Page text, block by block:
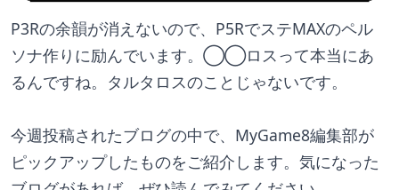
P3Rの余韻が消えないので、P5RでステMAXのペル
ソナ作りに励んでいます。◯◯ロスって本当にあ
るんですね。タルタロスのことじゃないです。
今週投稿されたブログの中で、MyGame8編集部が
ピックアップしたものをご紹介します。気になった